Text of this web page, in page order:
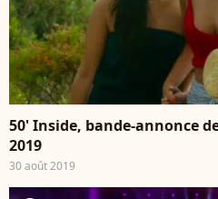
50' Inside, bande-annonce
2019
30 août 2019